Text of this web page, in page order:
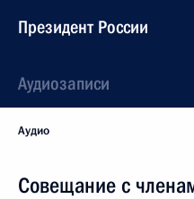
Президент России
Аудиозаписи
Аудио
Совещание с